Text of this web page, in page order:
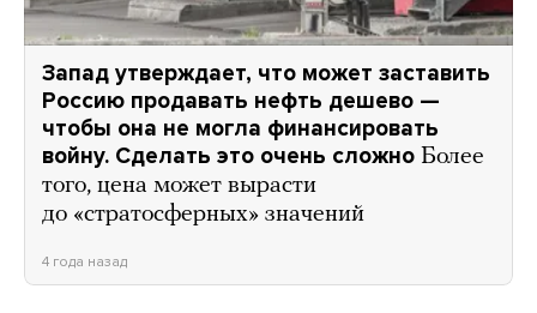
Запад утверждает, что может заставить
Россию продавать нефть дешево —
чтобы она не могла финансировать
войну. Сделать это очень сложно Более
того, цена может вырасти
до «стратосферных» значений
4 года назад